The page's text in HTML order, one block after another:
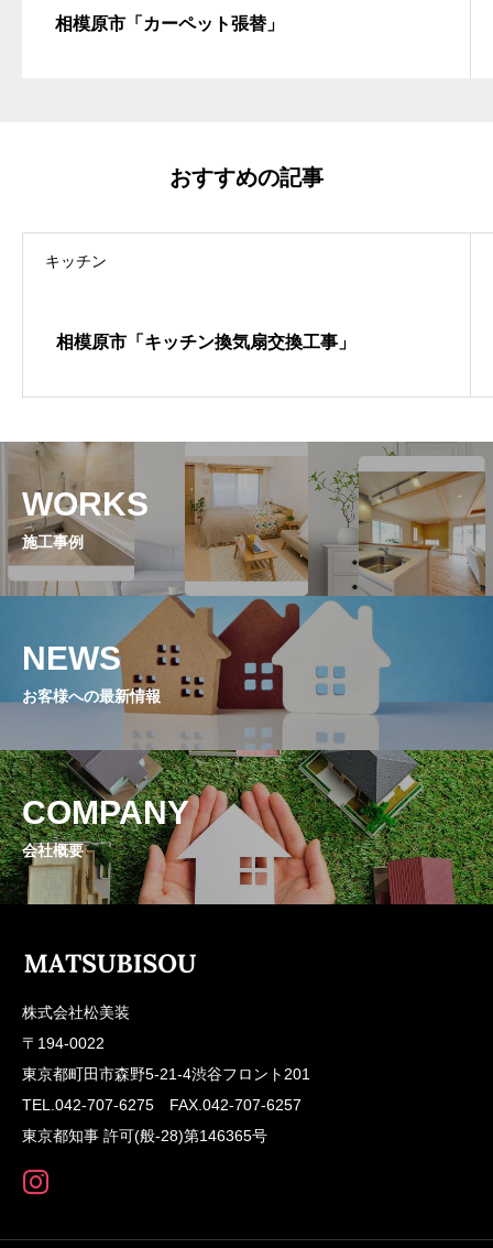
相模原市「カーペット張替」
おすすめの記事
キッチン
相模原市「キッチン換気扇交換工事」
WORKS
施工事例
NEWS
お客様への最新情報
COMPANY
会社概要
株式会社松美装
〒194-0022
東京都町田市森野5-21-4渋谷フロント201
TEL.042-707-6275 FAX.042-707-6257
東京都知事 許可(般-28)第146365号